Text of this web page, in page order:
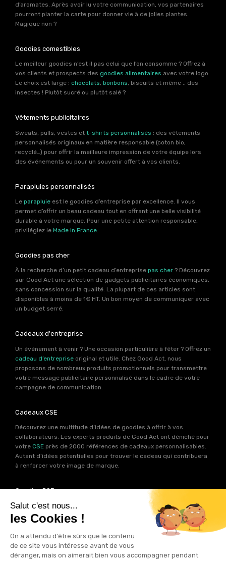
d’aromates. Après avoir lu votre communication, vos partenaires
pourront planter la carte pour donner vie à de jolies plantes.
Magique non ?
Goodies comestibles
Le meilleur goodies n’est il pas celui que l’on consomme ? Offrez à
vos clients et prospects des goodies alimentaires avec votre logo.
Le choix est large : chocolats, bonbons, biscuits et même .. des
insectes ! Plutôt sucré ou plutôt salé ?
Vêtements publicitaires
Sweats, pulls, vestes et t-shirts personnalisés : des vêtements
personnalisés originaux en matière responsable (coton bio,
recyclé…) pour offrir la meilleure impression de votre équipe lors
des événements ou pour un souvenir offert à vos clients.
Parapluies personnalisés
Le parapluie est le goodies d’entreprise par excellence. Il vous
permet d’offrir un beau cadeau tout en offrant une belle visibilité
durable à votre marque. Pour une petite attention responsable,
privilégiez le Made in France.
Goodies pas cher
À la recherche d’un petit cadeau d’entreprise pas cher ? Découvrez
sur Good Act une sélection de gadgets publicitaires économiques,
sans concession sur la qualité. La plupart de ces articles sont
disponibles à moins de 1€ HT. Un bon moyen de communiquer avec
un budget serré.
Cadeaux d'entreprise
Un événement à venir ? Une occasion particulière à fêter ? Offrez un
cadeau d’entreprise original et utile. Chez Good Act, nous
proposons de nombreux produits promotionnels pour transmettre
votre message publicitaire personnalisé dans le cadre de votre
campagne de communication.
Cadeaux CSE
Découvrez une multitude d’idées de goodies à offrir à vos
collaborateurs. Les experts produits de Good Act ont déniché pour
votre CSE près de 2000 références de cadeaux personnalisables.
Autant d’idées potentielles pour trouver le cadeau qui contribuera
à renforcer votre image de marque.
Goodies RSE
Vous souhaitez communiquer en accord avec vos valeurs ? Ca
tombe bien ! Un grand nombre de produits présents sur Good Act
sont fabriqués en France et en Europe.
Notre sélection RSEvous
permet de trouver un goodies parfait pour votre campagne de
communication. Des produits fabriqués avec amour dans de
bonnes conditions et un impact limité sur la planête.